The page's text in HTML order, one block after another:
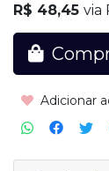
R$ 48,45 via
Adicionar